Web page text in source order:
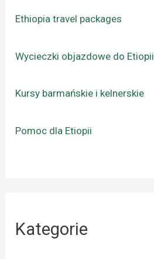
Ethiopia travel packages
Wycieczki objazdowe do Etiopii
Kursy barmańskie i kelnerskie
Pomoc dla Etiopii
Kategorie